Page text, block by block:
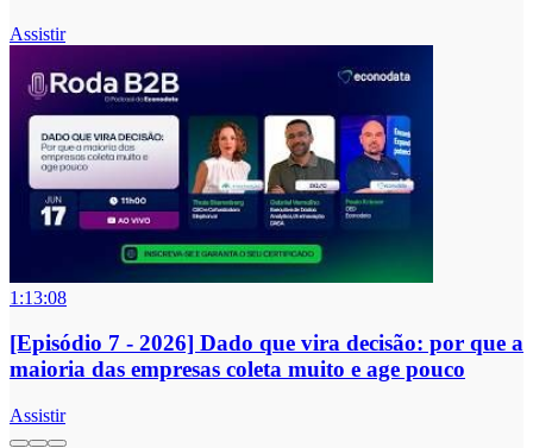
Assistir
1:13:08
[Episódio 7 - 2026] Dado que vira decisão: por que a
maioria das empresas coleta muito e age pouco
Assistir